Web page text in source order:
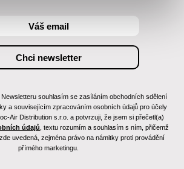
souhlasím se zasíláním obchodních sdělení
a souvisejícím zpracováním osobních údajů pro účely
Air Distribution s.r.o. a potvrzuji, že jsem si přečetl(a)
údajů , textu rozumím a souhlasím s ním, přičemž
uvedená, zejména právo na námitky proti provádění
přímého marketingu.